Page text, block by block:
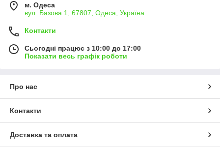
м. Одеса
вул. Базова 1, 67807, Одеса, Україна
Контакти
Сьогодні працює з 10:00 до 17:00
Показати весь графік роботи
Про нас
Контакти
Доставка та оплата